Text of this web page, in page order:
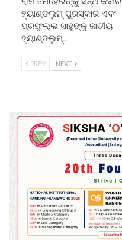
ହ୍ୟାଣ୍ଡଲୁମ୍ ପୁରସ୍କାର ଏବଂ
ପ୍ରଫୁଲ୍ଲ ସାହୁଙ୍କୁ ଜାତୀୟ
ହ୍ୟାଣ୍ଡଲୁମ୍…
PREV NEXT